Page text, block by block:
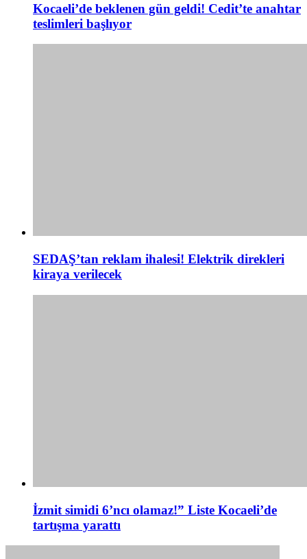
Kocaeli’de beklenen gün geldi! Cedit’te anahtar
teslimleri başlıyor
SEDAŞ’tan reklam ihalesi! Elektrik direkleri
kiraya verilecek
İzmit simidi 6’ncı olamaz!” Liste Kocaeli’de
tartışma yarattı